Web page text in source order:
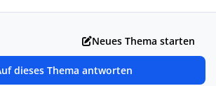
Neues Thema starten
dieses Thema antworten